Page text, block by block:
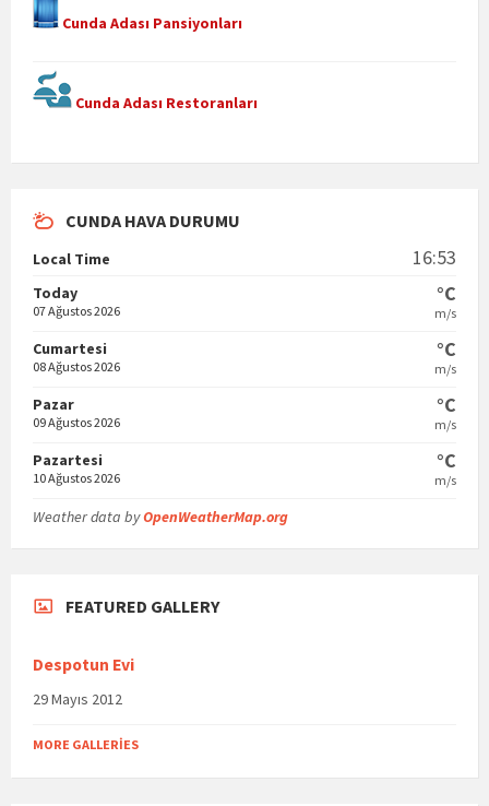
Cunda Adası Pansiyonları
Cunda Adası Restoranları
CUNDA HAVA DURUMU
Local Time 16:53
Today
07 Ağustos 2026
°C
m/s
Cumartesi
08 Ağustos 2026
°C
m/s
Pazar
09 Ağustos 2026
°C
m/s
Pazartesi
10 Ağustos 2026
°C
m/s
Weather data byOpenWeatherMap.org
FEATURED GALLERY
Despotun Evi
29 Mayıs 2012
MORE GALLERIES